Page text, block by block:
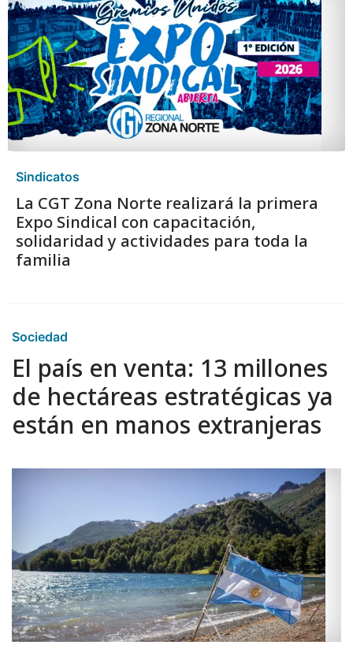
Sindicatos
La CGT Zona Norte realizará la primera
Expo Sindical con capacitación,
solidaridad y actividades para toda la
familia
Sociedad
El país en venta: 13 millones
de hectáreas estratégicas ya
están en manos extranjeras